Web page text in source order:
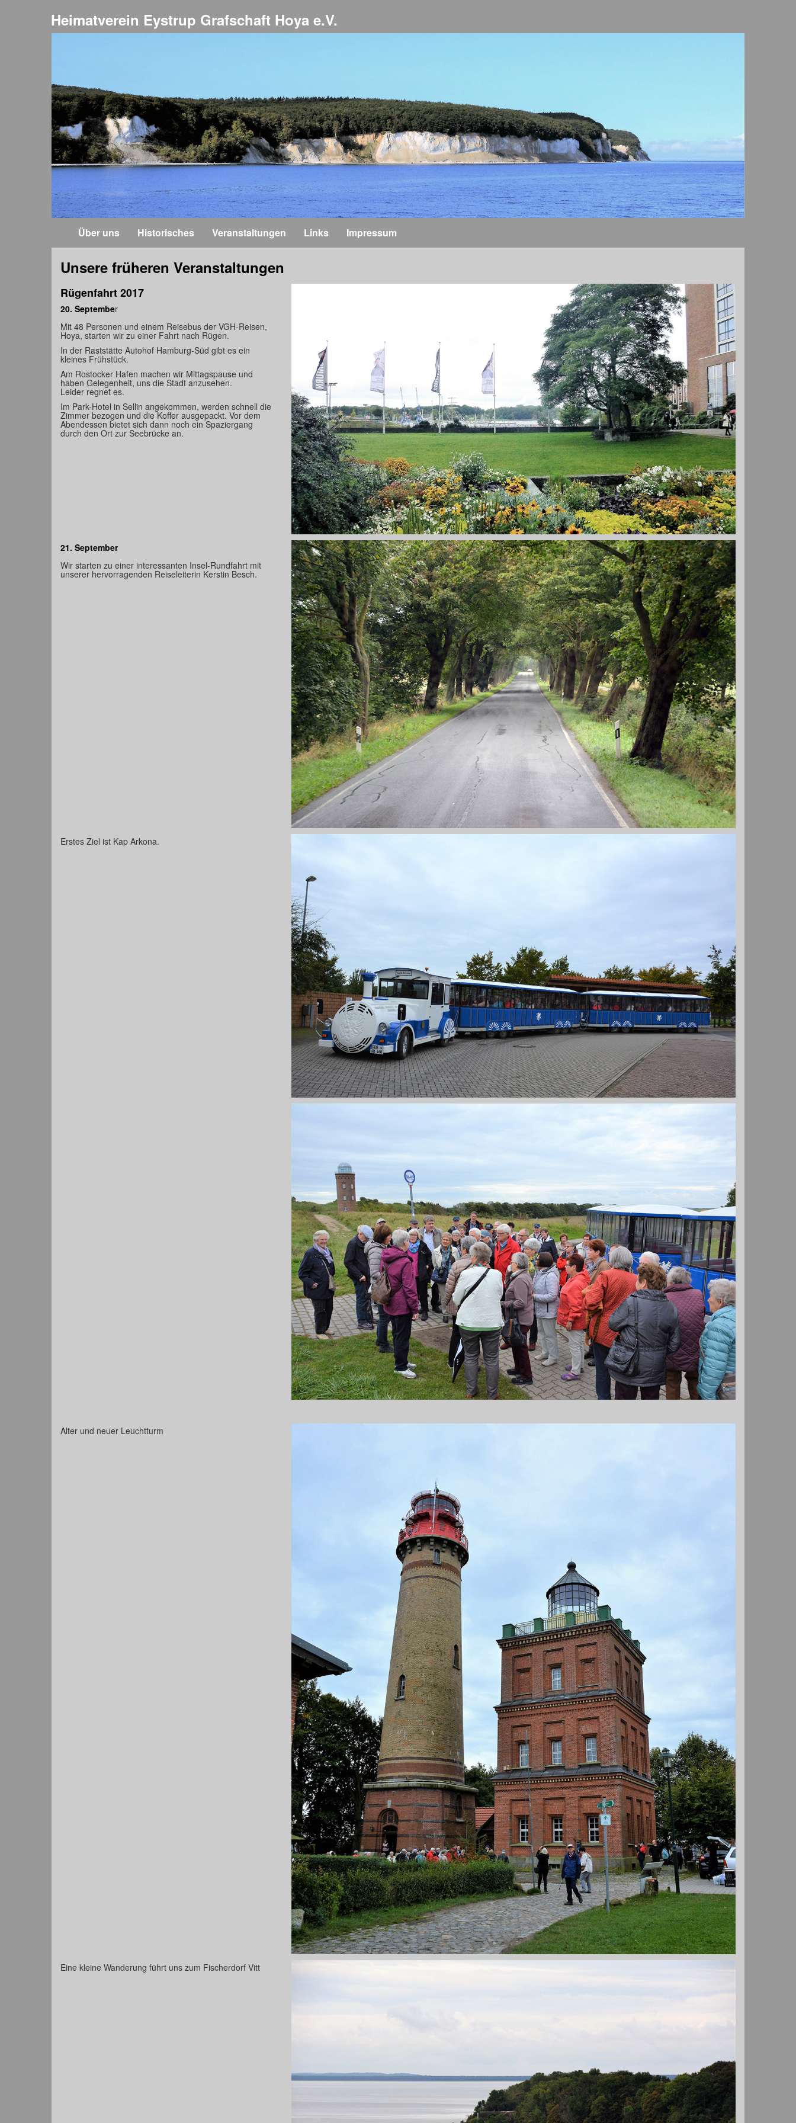
Heimatverein Eystrup Grafschaft Hoya e.V.
Über uns Historisches Veranstaltungen Links Impressum
Unsere früheren Veranstaltungen
Rügenfahrt 2017
20. September
Mit 48 Personen und einem Reisebus der VGH-Reisen,
Hoya, starten wir zu einer Fahrt nach Rügen.
In der Raststätte Autohof Hamburg-Süd gibt es ein
kleines Frühstück.
Am Rostocker Hafen machen wir Mittagspause und
haben Gelegenheit, uns die Stadt anzusehen.
Leider regnet es.
Im Park-Hotel in Sellin angekommen, werden schnell die
Zimmer bezogen und die Koffer ausgepackt. Vor dem
Abendessen bietet sich dann noch ein Spaziergang
durch den Ort zur Seebrücke an.
21. September
Wir starten zu einer interessanten Insel-Rundfahrt mit
unserer hervorragenden Reiseleiterin Kerstin Besch.
Erstes Ziel ist Kap Arkona.
Alter und neuer Leuchtturm
Eine kleine Wanderung führt uns zum Fischerdorf Vitt